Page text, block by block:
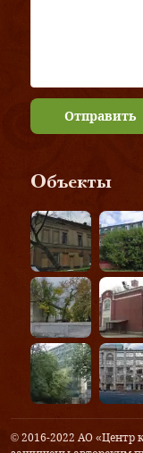
Отправить
Объекты
© 2016-2022 АО «Центр